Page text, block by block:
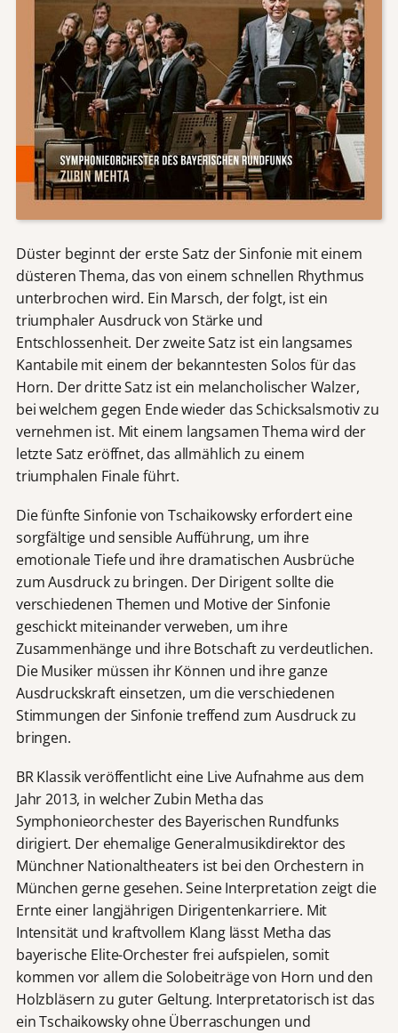
Düster beginnt der erste Satz der Sinfonie mit einem
düsteren Thema, das von einem schnellen Rhythmus
unterbrochen wird. Ein Marsch, der folgt, ist ein
triumphaler Ausdruck von Stärke und
Entschlossenheit. Der zweite Satz ist ein langsames
Kantabile mit einem der bekanntesten Solos für das
Horn. Der dritte Satz ist ein melancholischer Walzer,
bei welchem gegen Ende wieder das Schicksalsmotiv zu
vernehmen ist. Mit einem langsamen Thema wird der
letzte Satz eröffnet, das allmählich zu einem
triumphalen Finale führt.
Die fünfte Sinfonie von Tschaikowsky erfordert eine
sorgfältige und sensible Aufführung, um ihre
emotionale Tiefe und ihre dramatischen Ausbrüche
zum Ausdruck zu bringen. Der Dirigent sollte die
verschiedenen Themen und Motive der Sinfonie
geschickt miteinander verweben, um ihre
Zusammenhänge und ihre Botschaft zu verdeutlichen.
Die Musiker müssen ihr Können und ihre ganze
Ausdruckskraft einsetzen, um die verschiedenen
Stimmungen der Sinfonie treffend zum Ausdruck zu
bringen.
BR Klassik veröffentlicht eine Live Aufnahme aus dem
Jahr 2013, in welcher Zubin Metha das
Symphonieorchester des Bayerischen Rundfunks
dirigiert. Der ehemalige Generalmusikdirektor des
Münchner Nationaltheaters ist bei den Orchestern in
München gerne gesehen. Seine Interpretation zeigt die
Ernte einer langjährigen Dirigentenkarriere. Mit
Intensität und kraftvollem Klang lässt Metha das
bayerische Elite-Orchester frei aufspielen, somit
kommen vor allem die Solobeiträge von Horn und den
Holzbläsern zu guter Geltung. Interpretatorisch ist das
ein Tschaikowsky ohne Überraschungen und